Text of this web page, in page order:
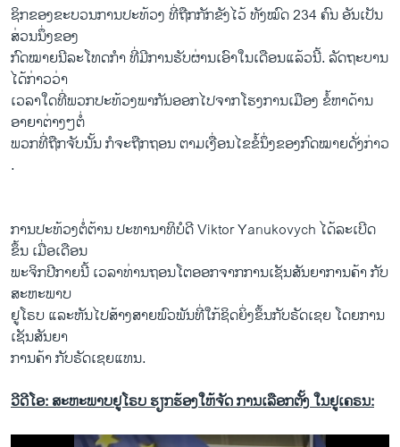
ຊິກຂອງຂະ​ບວນການ​ປະ​ທ້ວງ ທີ່​ຖືກ​ກັກ​ຂັງ​ໄວ້ ທັງ​ໝົດ 234 ຄົນ ອັນ​ເປັນ​
ສ່ວນ​ນຶ່ງ​ຂອງ
ກົດໝາຍນີລະ​ໂທດ​ກໍາ ​ທີ່​ມີ​ການ​ຮັບ​ຜ່ານ​ເອົາ​ໃນ​ເດືອນ​ແລ້ວ​ນີ້. ລັດຖະບານ​
ໄດ້​ກ່າວ​ວ່າ ​
ເວລາໃດ​ທີ່​ພວກ​ປະ​ທ້ວງ​ພາກັນ​ອອກ​ໄປ​ຈາກ​ໂຮງການ​ເມືອງ ຂໍ້​ຫາ​ດ້ານ​
ອາຍາ​ຕ່າງໆ​ຕໍ່​
ພວກ​ທີ່​ຖືກ​ຈັບ​ນັ້ນ ກໍ​ຈະ​ຖືກ​ຖອນ​ ຕາມ​ເງື່ອນ​ໄຂ​ຂໍ້​ນຶ່ງ​ຂອງ​ກົດ​ໝາຍ​ດັ່ງກ່າວ​
.
ການ​ປະ​ທ້ວງ​ຕໍ່ຕ້ານ ປະທານາທິບໍດີ Viktor Yanukovych ​ໄດ້​ລະ​ເບີດ​
ຂຶ້ນ ​ເມື່ອ​ເດືອນ​
ພະຈິກ​ປີ​ກາຍ​ນີ້ ​ເວລາ​ທ່ານ​ຖອນ​ໂຕ​ອອກ​ຈາກ​ການ​ເຊັນ​ສັນຍາ​ການ​ຄ້າ ກັບ​
ສະຫະພາບ​
ຢູ​ໂຣບ ແລະ​ຫັນ​ໄປ​ສ້າງສາ​ຍພົວພັນ​ທີ່​ໃກ້ຊິດ​ຍິ່ງ​ຂຶ້ນ​ກັບ​ຣັດ​ເຊຍ ​ໂດ​ຍການ​
ເຊັນ​ສັນຍາ​
ການ​ຄ້າ​ ກັບຣັດ​ເຊຍ​ແທນ.
ວີດີໂອ: ສະຫະພາບຢູໂຣບ ຮຽກຮ້ອງໃຫ້ຈັດ ການເລືອກຕັ້ງ ໃນຢູເຄຣນ: